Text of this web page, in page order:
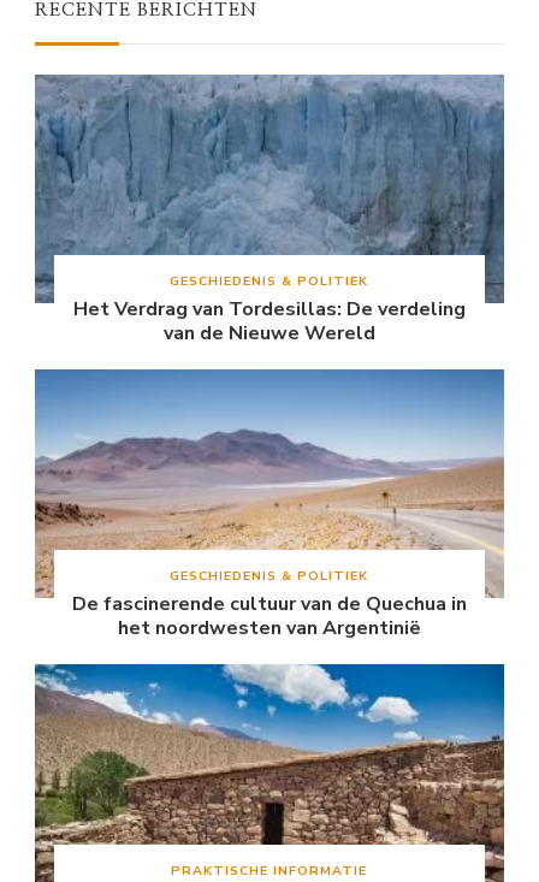
RECENTE BERICHTEN
GESCHIEDENIS & POLITIEK
Het Verdrag van Tordesillas: De verdeling
van de Nieuwe Wereld
GESCHIEDENIS & POLITIEK
De fascinerende cultuur van de Quechua in
het noordwesten van Argentinië
PRAKTISCHE INFORMATIE